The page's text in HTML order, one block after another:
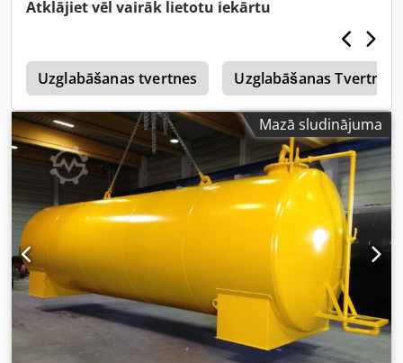
Atklājiet vēl vairāk lietotu iekārtu
Uzglabāšanas tvertnes Uzglabāšanas Tvertnes
Mazā sludinājuma